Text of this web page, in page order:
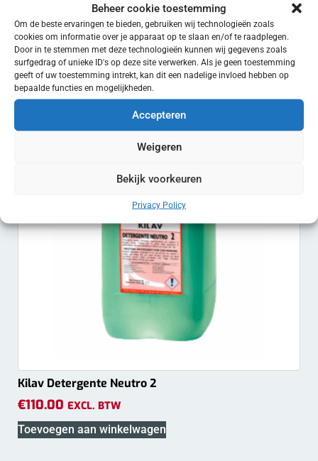
Beheer cookie toestemming
Om de beste ervaringen te bieden, gebruiken wij technologieën zoals
cookies om informatie over je apparaat op te slaan en/of te raadplegen.
Door in te stemmen met deze technologieën kunnen wij gegevens zoals
surfgedrag of unieke ID's op deze site verwerken. Als je geen toestemming
geeft of uw toestemming intrekt, kan dit een nadelige invloed hebben op
bepaalde functies en mogelijkheden.
Accepteren
Weigeren
Bekijk voorkeuren
Privacy Policy
Reflex wash and wax foam
€148.75 EXCL. BTW
Kilav Detergente Neutro 2
€110.00 EXCL. BTW
Toevoegen aan winkelwagen